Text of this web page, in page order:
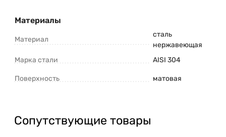
Материалы
Материал
сталь
нержавеющая
Марка стали
AISI 304
Поверхность матовая
Сопутствующие товары